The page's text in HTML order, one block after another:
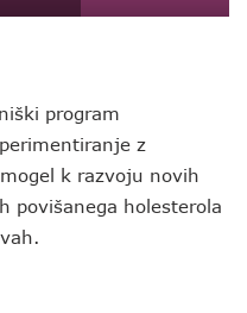
program
z
k razvoju novih
povišanega holesterola